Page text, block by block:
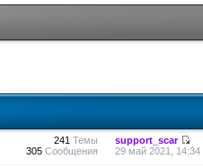
241 Темы
305Сообщения
support_scar
29 май 2021, 14:34